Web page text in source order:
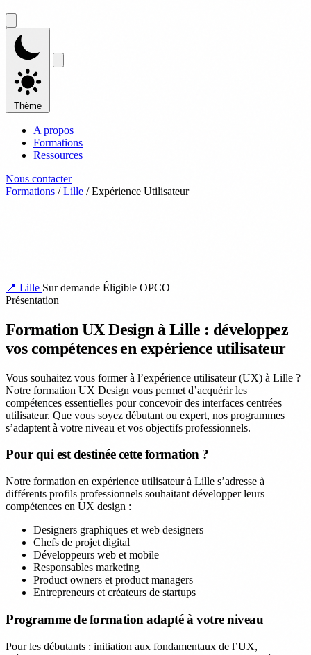
Thème
A propos
Formations
Ressources
Nous contacter
Formations / Lille / Expérience Utilisateur
📍 Lille Sur demande Éligible OPCO
Présentation
Formation UX Design à Lille : développez
vos compétences en expérience utilisateur
Vous souhaitez vous former à l’expérience utilisateur (UX) à Lille ?
Notre formation UX Design vous permet d’acquérir les
compétences essentielles pour concevoir des interfaces centrées
utilisateur. Que vous soyez débutant ou expert, nos programmes
s’adaptent à votre niveau et vos objectifs professionnels.
Pour qui est destinée cette formation ?
Notre formation en expérience utilisateur à Lille s’adresse à
différents profils professionnels souhaitant développer leurs
compétences en UX design :
Designers graphiques et web designers
Chefs de projet digital
Développeurs web et mobile
Responsables marketing
Product owners et product managers
Entrepreneurs et créateurs de startups
Programme de formation adapté à votre niveau
Pour les débutants : initiation aux fondamentaux de l’UX,